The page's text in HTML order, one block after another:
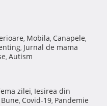
, Mobila, Canapele,
, Jurnal de mama
, Autism
zilei, Iesirea din
, Covid-19, Pandemie